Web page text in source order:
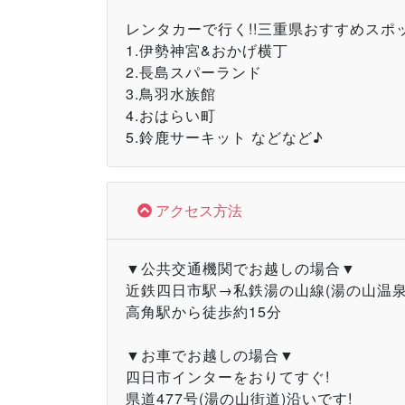
レンタカーで行く!!三重県おすすめスポ
1.伊勢神宮&おかげ横丁
2.長島スパーランド
3.鳥羽水族館
4.おはらい町
5.鈴鹿サーキット などなど♪
アクセス方法
▼公共交通機関でお越しの場合▼
近鉄四日市駅→私鉄湯の山線(湯の山温
高角駅から徒歩約15分
▼お車でお越しの場合▼
四日市インターをおりてすぐ!
県道477号(湯の山街道)沿いです!